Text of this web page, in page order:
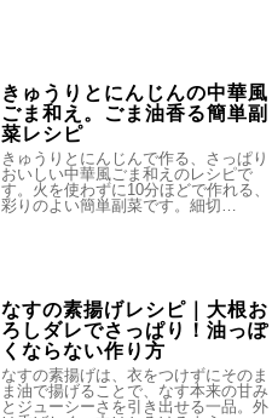
きゅうりとにんじんの中華風
ごま和え。ごま油香る簡単副
菜レシピ
きゅうりとにんじんで作る、さっぱり
おいしい中華風ごま和えのレシピで
す。火を使わずに10分ほどで作れる、
彩りのよい簡単副菜です。細切…
なすの素揚げレシピ｜大根お
ろしダレでさっぱり！油っぽ
くならない作り方
なすの素揚げは、衣をつけずにそのま
ま油で揚げることで、なす本来の甘み
とジューシーさを引き出せる一品。外